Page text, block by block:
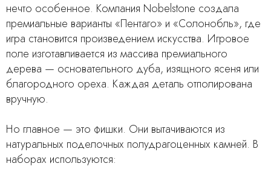
нечто особенное. Компания Nobelstone создала
премиальные варианты «Пентаго» и «Солонобль», где
игра становится произведением искусства. Игровое
поле изготавливается из массива премиального
дерева — основательного дуба, изящного ясеня или
благородного ореха. Каждая деталь отполирована
вручную.
Но главное — это фишки. Они вытачиваются из
натуральных поделочных полудрагоценных камней. В
наборах используются: